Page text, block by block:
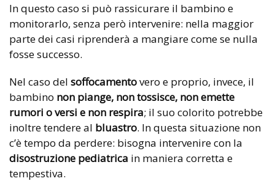
In questo caso si può rassicurare il bambino e
monitorarlo, senza però intervenire: nella maggior
parte dei casi riprenderà a mangiare come se nulla
fosse successo.
Nel caso del soffocamentovero e proprio, invece, il
bambino non piange, non tossisce, non emette
rumori o versi e non respira; il suo colorito potrebbe
inoltre tendere al bluastro. In questa situazione non
c’è tempo da perdere: bisogna intervenire con la
disostruzione pediatrica in maniera corretta e
tempestiva.